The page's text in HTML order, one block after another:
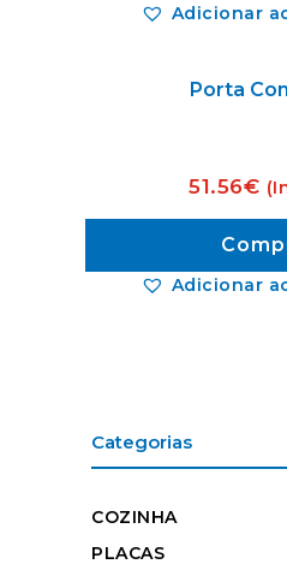
Adicionar
Adicionar
Porta
51.56€
Categorias
COZINHA
PLACAS